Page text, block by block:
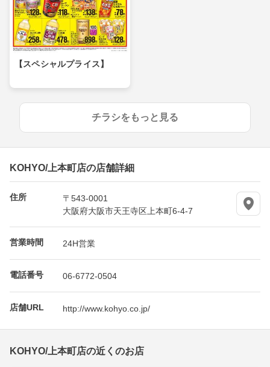
【スペシャルプライス】
チラシをもっと見る
KOHYO/上本町店の店舗詳細
住所
〒543-0001
大阪府大阪市天王寺区上本町6-4-7
営業時間 24H営業
電話番号 06-6772-0504
店舗URL http://www.kohyo.co.jp/
KOHYO/上本町店の近くのお店